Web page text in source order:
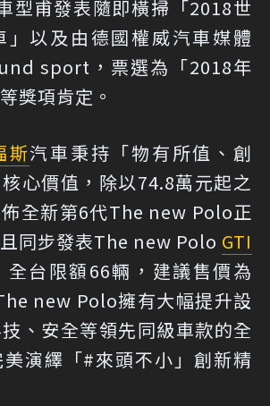
型甫發表隨即橫掃「2018世
」以及由德國權威汽車媒體
sport，票選為「2018年
獎項肯定。
斯汽車秉持「物有所值、創
心價值，除以74.8萬元起之
全新第6代The new Polo正
同步發表The new Polo GTI
全台限額66輛，建議售價為
new Polo擁有大幅提升設
、安全等領先同級車款的全
演繹「#來頭不小」創新精